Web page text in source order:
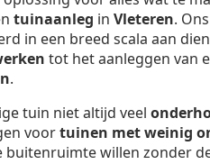
tuinaanleg in Vleteren.
in een breed scala aan
tot het aanleggen van
.
tuin niet altijd veel
voortuinen met weinig
buitenruimte willen zonder